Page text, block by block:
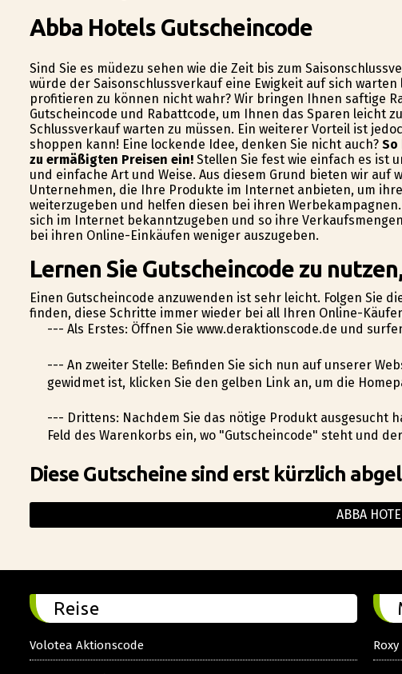
Abba Hotels Gutscheincode
Sind Sie es müdezu sehen wie die Zeit bis zum
würde der Saisonschlussverkauf eine Ewigkeit auf sich
profitieren zu können nicht wahr? Wir bringen Ihnen saftige
Gutscheincode und Rabattcode, um Ihnen das Sparen leicht
Schlussverkauf warten zu müssen. Ein weiterer Vorteil ist
shoppen kann! Eine lockende Idee, denken Sie nicht auch? So
zu ermäßigten Preisen ein!Stellen Sie fest wie einfach es ist
und einfache Art und Weise. Aus diesem Grund bieten wir
Unternehmen, die Ihre Produkte im Internet anbieten, um
weiterzugeben und helfen diesen bei ihren
sich im Internet bekanntzugeben und so ihre
bei ihren Online-Einkäufen weniger auszugeben.
Lernen Sie Gutscheincode zu
Einen Gutscheincode anzuwenden ist sehr leicht. Folgen Sie
finden, diese Schritte immer wieder bei all Ihren Online-
--- Als Erstes: Öffnen Sie www.deraktionscode.de und
--- An zweiter Stelle: Befinden Sie sich nun auf unserer
gewidmet ist, klicken Sie den gelben Link an, um die
--- Drittens: Nachdem Sie das nötige Produkt ausgesucht
Feld des Warenkorbs ein, wo "Gutscheincode" steht und
Diese Gutscheine sind erst kürzlich
ABBA
Reise
Volotea Aktionscode